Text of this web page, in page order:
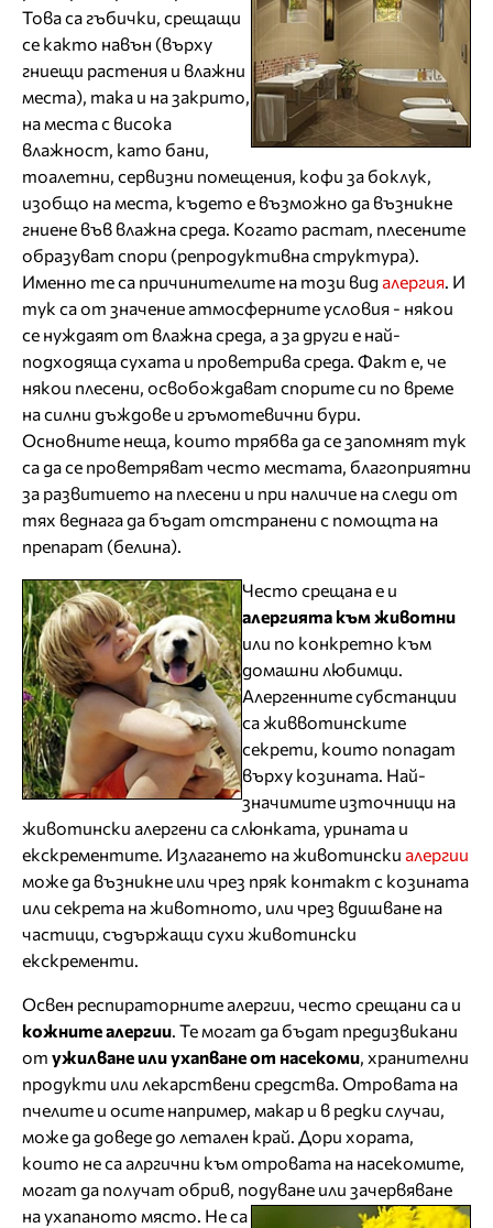
Това са гъбички, срещащи
се както навън (върху
гниещи растения и влажни
места), така и на закрито,
на места с висока
влажност, като бани,
тоалетни, сервизни помещения, кофи за боклук,
изобщо на места, където е възможно да възникне
гниене във влажна среда. Когато растат, плесените
образуват спори (репродуктивна структура).
Именно те са причинителите на този вид алергия. И
тук са от значение атмосферните условия - някои
се нуждаят от влажна среда, а за други е най-
подходяща сухата и проветрива среда. Факт е, че
някои плесени, освобождават спорите си по време
на силни дъждове и гръмотевични бури.
Основните неща, които трябва да се запомнят тук
са да се проветряват често местата, благоприятни
за развитието на плесени и при наличие на следи от
тях веднага да бъдат отстранени с помощта на
препарат (белина).
Често срещана е и
алергията към животни
или по конкретно към
домашни любимци.
Алергенните субстанции
са живвотинските
секрети, които попадат
върху козината. Най-
значимите източници на
животински алергени са слюнката, урината и
екскрементите. Излагането на животински алергии
може да възникне или чрез пряк контакт с козината
или секрета на животното, или чрез вдишване на
частици, съдържащи сухи животински
екскременти.
Освен респираторните алергии, често срещани са и
кожните алергии. Те могат да бъдат предизвикани
от ужилване или ухапване от насекоми, хранителни
продукти или лекарствени средства. Отровата на
пчелите и осите например, макар и в редки случаи,
може да доведе до летален край. Дори хората,
които не са алргични към отровата на насекомите,
могат да получат обрив, подуване или зачервяване
на ухапаното място. Не са